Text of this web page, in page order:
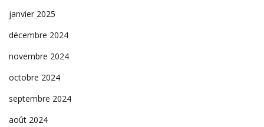
janvier 2025
décembre 2024
novembre 2024
octobre 2024
septembre 2024
août 2024